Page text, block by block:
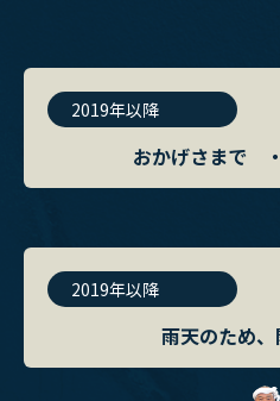
2019年以降
おかげさまで
2019年以降
雨天のため、